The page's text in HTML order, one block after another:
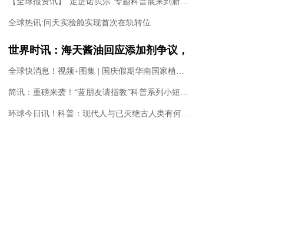
全球热讯:问天实验舱实现首次在轨转位
世界时讯：海天酱油回应添加剂争议，
科技与狠活是良心科普，还是在贩卖焦
虑